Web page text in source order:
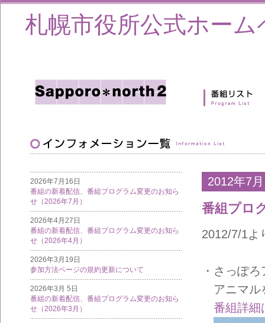
札幌市役所公式ホーム
2026年7月16日
番組の新着配信、番組プログラム変更のお知ら
せ（2026年7月）
2026年4月27日
番組の新着配信、番組プログラム変更のお知ら
せ（2026年4月）
2026年3月19日
参加方法ページの規約更新について
2026年3月 5日
番組の新着配信、番組プログラム変更のお知ら
せ（2026年3月）
2012年7
番組プロ
2012/7/1よ
・さっぽ
アニマル
番組詳細